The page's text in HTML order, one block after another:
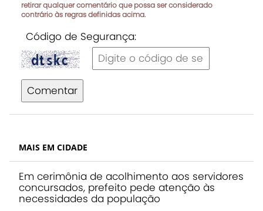
retirar qualquer comentário que possa ser considerado
contrário às regras definidas acima.
Código de Segurança:
Comentar
MAIS EM CIDADE
Em cerimônia de acolhimento aos servidores
concursados, prefeito pede atenção às
necessidades da população